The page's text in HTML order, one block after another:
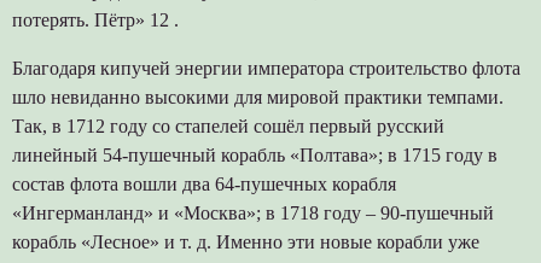
потерять. Пётр» 12 .
Благодаря кипучей энергии императора строительство флота
шло невиданно высокими для мировой практики темпами.
Так, в 1712 году со стапелей сошёл первый русский
линейный 54-пушечный корабль «Полтава»; в 1715 году в
состав флота вошли два 64-пушечных корабля
«Ингерманланд» и «Москва»; в 1718 году – 90-пушечный
корабль «Лесное» и т. д. Именно эти новые корабли уже